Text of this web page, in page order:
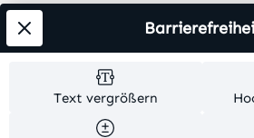
Info
Alle Preise inkl. gesetzl.
Text vergrößern